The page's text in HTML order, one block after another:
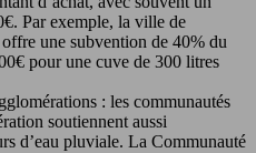
Par exemple, la ville de
une subvention de 40% du
pour une cuve de 300 litres
: les communautés
soutiennent aussi
d’eau pluviale. La Communauté